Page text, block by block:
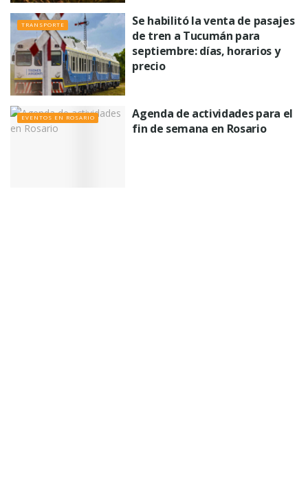
TRANSPORTE
Se habilitó la venta de pasajes
de tren a Tucumán para
septiembre: días, horarios y
precio
EVENTOS EN ROSARIO
Agenda de actividades para el
fin de semana en Rosario